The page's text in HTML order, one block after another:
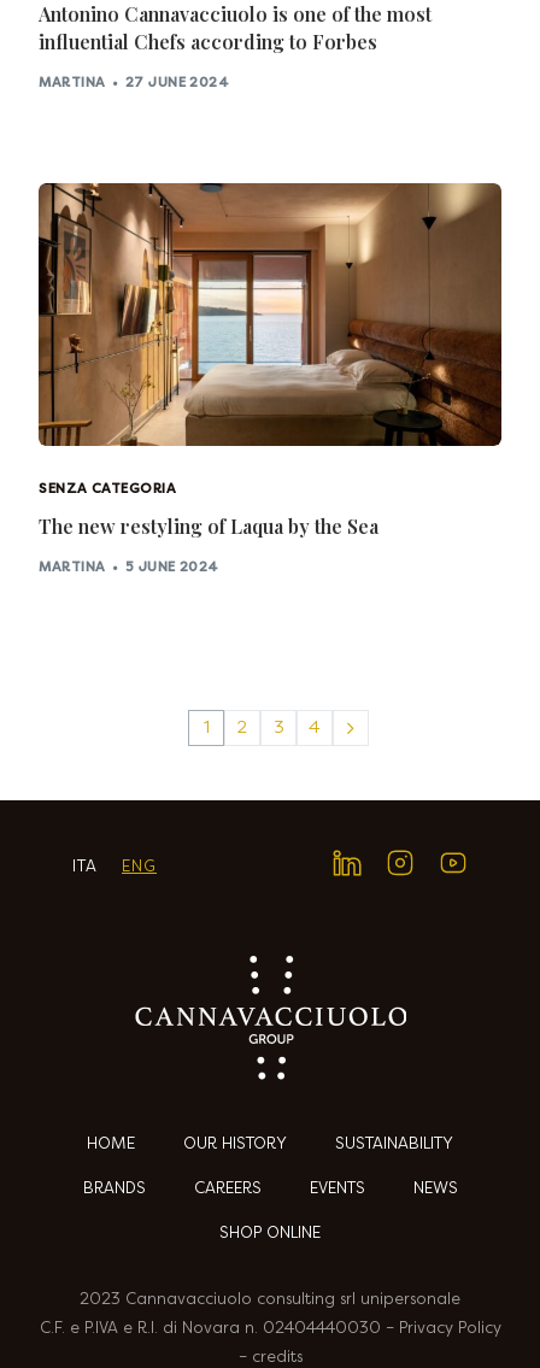
Antonino Cannavacciuolo is one of the most
influential Chefs according to Forbes
MARTINA 27 JUNE 2024
SENZA CATEGORIA
The new restyling of Laqua by the Sea
MARTINA 5 JUNE 2024
1 2 3 4
ITA ENG
HOME OUR HISTORY SUSTAINABILITY
BRANDS CAREERS EVENTS NEWS
SHOP ONLINE
2023 Cannavacciuolo consulting srl unipersonale
C.F. e P.IVA e R.I. di Novara n. 02404440030 – Privacy Policy
– credits